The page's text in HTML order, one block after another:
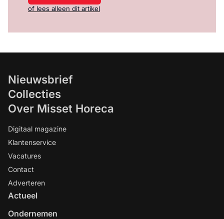
of lees alleen dit artikel
Nieuwsbrief
Collecties
Over Misset Horeca
Digitaal magazine
Klantenservice
Vacatures
Contact
Adverteren
Actueel
Ondernemen